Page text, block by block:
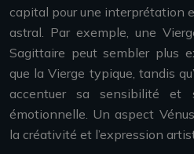
capital pour une interprétation
astral. Par exemple, une
Sagittaire peut sembler plus
que la Vierge typique, tandis
accentuer sa sensibilité et
émotionnelle. Un aspect
la créativité et l’expression